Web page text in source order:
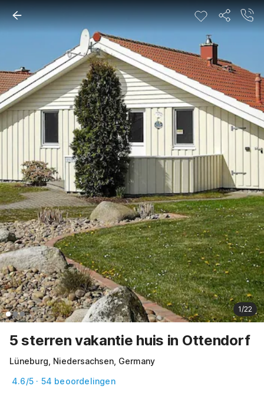
1/22
5 sterren vakantie huis in Ottendorf
Lüneburg, Niedersachsen, Germany
4.6/5 · 54 beoordelingen